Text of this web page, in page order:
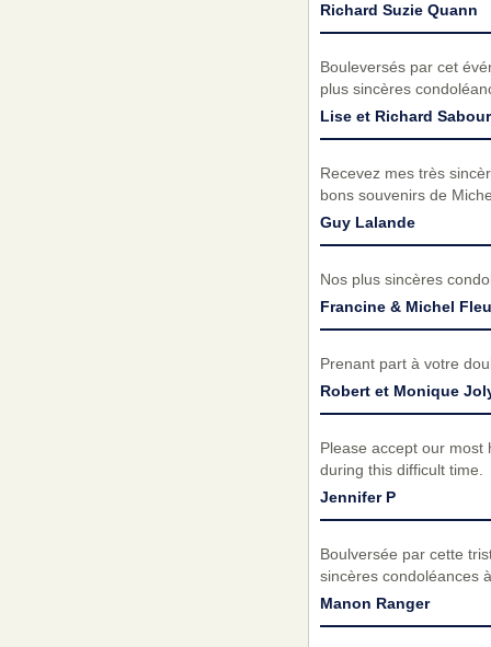
Richard Suzie Quann
Bouleversés par cet
plus sincères
Lise et Richard
Recevez mes très
bons souvenirs de
Guy Lalande
Nos plus sincères
Francine & Michel
Prenant part à votre
Robert et Monique
Please accept our
during this difficult time.
Jennifer P
Boulversée par cette
sincères condoléances
Manon Ranger